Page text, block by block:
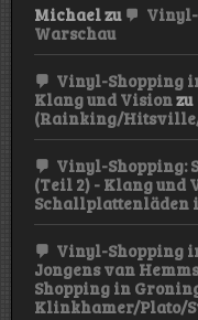
Michaelzu
Warschau
Vinyl-Shopping
Klang und Visionzu
(Rainking/Hitsville/
Vinyl-Shopping:
(Teil 2) - Klang und
Schallplattenläden
Vinyl-Shopping
Jongens van
Shopping in
Klinkhamer/Plato/